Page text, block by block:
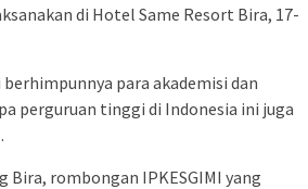
di Hotel Same Resort Bira, 17-
para akademisi dan
perguruan tinggi di Indonesia ini juga
Bira, rombongan IPKESGIMI yang